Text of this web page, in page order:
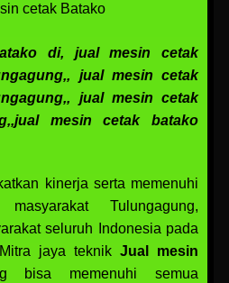
cetak Batako
di, jual mesin cetak
jual mesin cetak
jual mesin cetak
mesin cetak batako
kinerja serta memenuhi
Tulungagung,
seluruh Indonesia pada
jaya teknik Jual mesin
bisa memenuhi semua